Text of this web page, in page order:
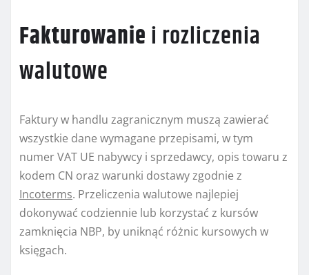
Fakturowaniei rozliczenia
walutowe
Faktury w handlu zagranicznym muszą zawierać
wszystkie dane wymagane przepisami, w tym
numer VAT UE nabywcy i sprzedawcy, opis towaru z
kodem CN oraz warunki dostawy zgodnie z
Incoterms. Przeliczenia walutowe najlepiej
dokonywać codziennie lub korzystać z kursów
zamknięcia NBP, by uniknąć różnic kursowych w
księgach.